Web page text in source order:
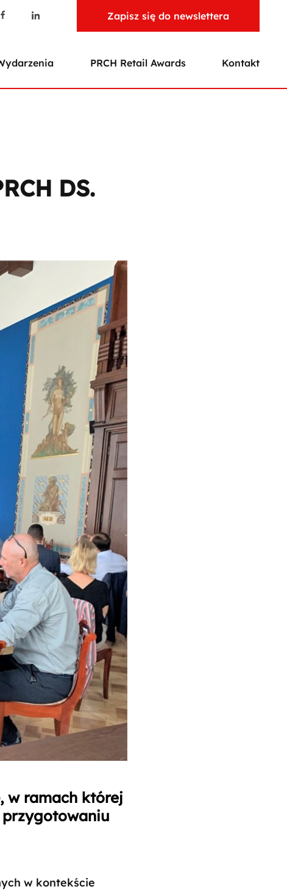
Zapisz się do newslettera
PRCH Retail Awards Kontakt
DS.
w ramach której
przygotowaniu
w kontekście